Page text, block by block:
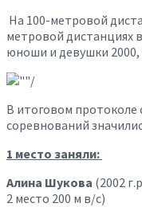
На 100-метровой
метровой дистанциях
юноши и девушки 2000,
В итоговом протоколе
соревнований
1 место заняли:
Алина Шукова (2002
2 место 200 м в/с)